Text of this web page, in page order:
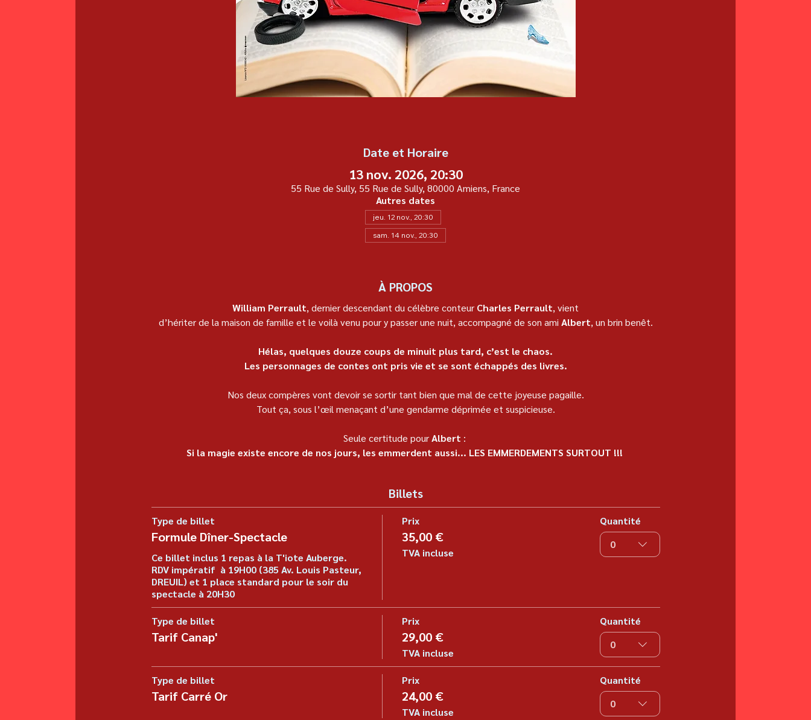
Date et Horaire
13 nov. 2026, 20:30
55 Rue de Sully, 55 Rue de Sully, 80000 Amiens, France
Autres dates
jeu. 12 nov., 20:30
sam. 14 nov., 20:30
À PROPOS
William Perrault, dernier descendant du célèbre conteur Charles Perrault, vient
d’hériter de la maison de famille et le voilà venu pour y passer une nuit, accompagné de son ami Albert, un brin benêt.
Hélas, quelques douze coups de minuit plus tard, c’est le chaos.
Les personnages de contes ont pris vie et se sont échappés des livres.
Nos deux compères vont devoir se sortir tant bien que mal de cette joyeuse pagaille.
Tout ça, sous l’œil menaçant d’une gendarme déprimée et suspicieuse.
Seule certitude pour Albert :
Si la magie existe encore de nos jours, les emmerdent aussi... LES EMMERDEMENTS SURTOUT !!!
Billets
Type de billet
Formule Dîner-Spectacle
Ce billet inclus 1 repas à la T'iote Auberge.
RDV impératif  à 19H00 (385 Av. Louis Pasteur,
DREUIL) et 1 place standard pour le soir du
spectacle à 20H30
Prix
35,00 €
TVA incluse
Quantité
0
Type de billet
Tarif Canap'
Prix
29,00 €
TVA incluse
Quantité
0
Type de billet
Tarif Carré Or
Prix
24,00 €
TVA incluse
Quantité
0